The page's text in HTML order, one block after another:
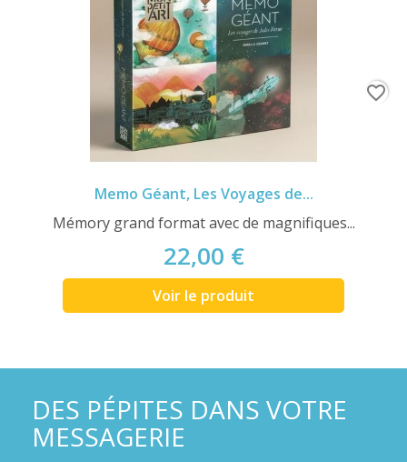
Memo Géant, Les Voyages de...
Mémory grand format avec de magnifiques...
22,00 €
Voir le produit
favorite_border
DES PÉPITES DANS VOTRE
MESSAGERIE